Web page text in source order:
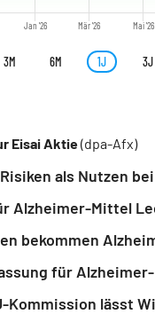
Jan '26 Mär '26 Mai '26
3M 6M 1J 3J
Eisai Aktie(dpa-Afx)